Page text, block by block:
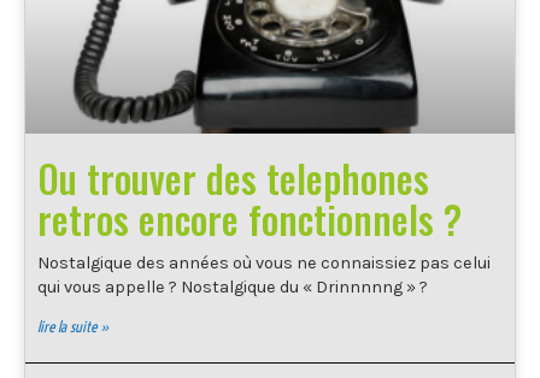
Ou trouver des telephones
retros encore fonctionnels ?
Nostalgique des années où vous ne connaissiez pas celui
qui vous appelle ? Nostalgique du « Drinnnnng » ?
lire la suite »